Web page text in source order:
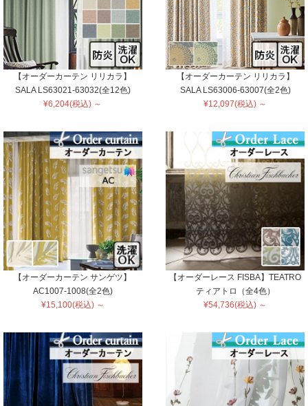
【オーダーカーテン リリカラ】
SALA LS63021-63032(全12色)
¥6,204(税込) ～
【オーダーカーテン リリカラ】
SALA LS63006-63007(全2色)
¥12,097(税込) ～
【オーダーカーテン サンゲツ】
AC1007-1008(全2色)
¥15,100(税込) ～
【オーダーレース FISBA】TEATRO
ティアトロ（全4色）
¥54,736(税込) ～